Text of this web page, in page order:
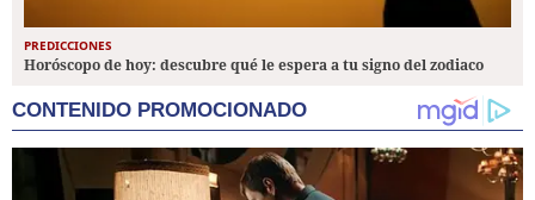
PREDICCIONES
Horóscopo de hoy: descubre qué le espera a tu signo del zodiaco
CONTENIDO PROMOCIONADO